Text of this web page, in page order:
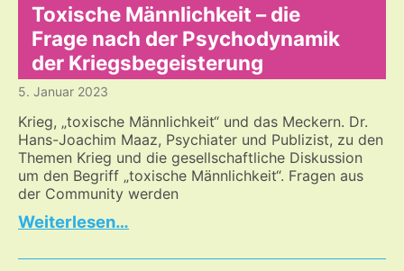
–
Umgang
mit
Ungeimpften
Toxische Männlichkeit – die
Frage nach der Psychodynamik
der Kriegsbegeisterung
5. Januar 2023
Krieg, „toxische Männlichkeit“ und das Meckern. Dr.
Hans-Joachim Maaz, Psychiater und Publizist, zu den
Themen Krieg und die gesellschaftliche Diskussion
um den Begriff „toxische Männlichkeit“. Fragen aus
der Community werden
…
–